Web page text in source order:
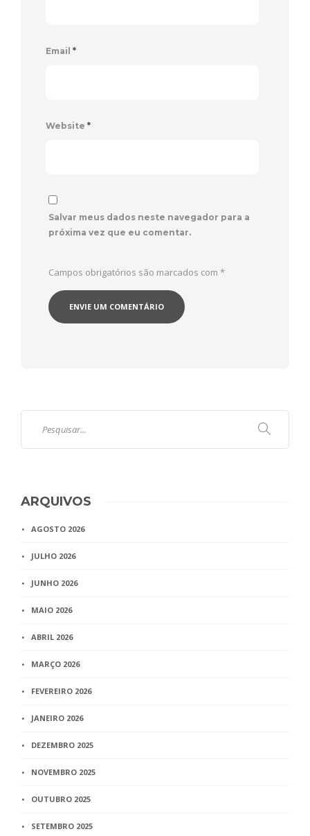
Email *
Website *
Salvar meus dados neste navegador para a
próxima vez que eu comentar.
Campos obrigatórios são marcados com *
ARQUIVOS
AGOSTO 2026
JULHO 2026
JUNHO 2026
MAIO 2026
ABRIL 2026
MARÇO 2026
FEVEREIRO 2026
JANEIRO 2026
DEZEMBRO 2025
NOVEMBRO 2025
OUTUBRO 2025
SETEMBRO 2025